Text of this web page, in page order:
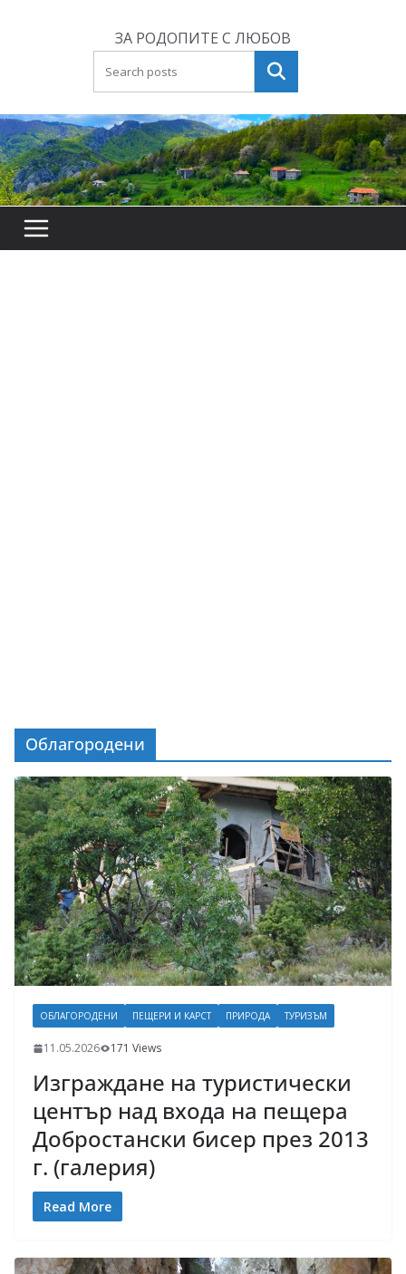
ЗА РОДОПИТЕ С ЛЮБОВ
Търсене
Облагородени
ОБЛАГОРОДЕНИ ПЕЩЕРИ И КАРСТ ПРИРОДА ТУРИЗЪМ
11.05.2026 171 Views
Изграждане на туристически
център над входа на пещера
Добростански бисер през 2013
г. (галерия)
Read More